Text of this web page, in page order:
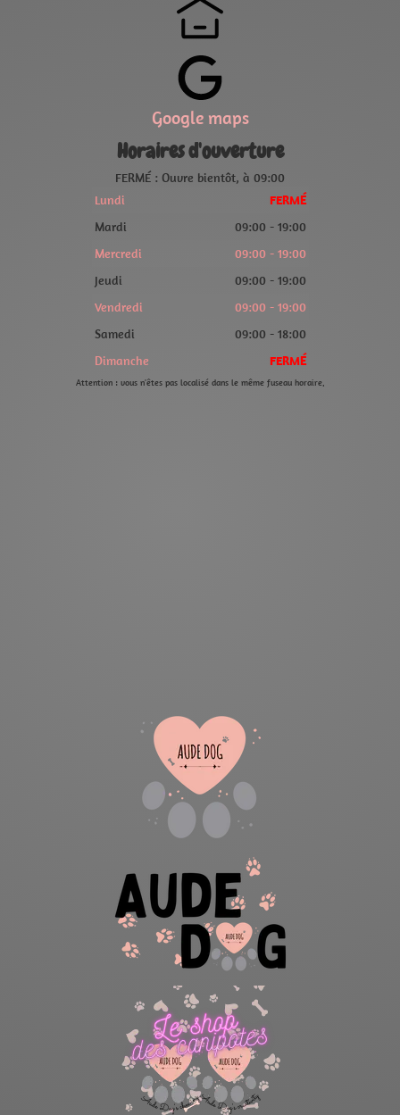
Google maps
Horaires d'ouverture
FERMÉ : Ouvre bientôt, à 09:00
Lundi
FERMÉ
Mardi
09:00 - 19:00
Mercredi
09:00 - 19:00
Jeudi
09:00 - 19:00
Vendredi
09:00 - 19:00
Samedi
09:00 - 18:00
Dimanche
FERMÉ
Attention : vous n'êtes pas localisé dans le même fuseau horaire.